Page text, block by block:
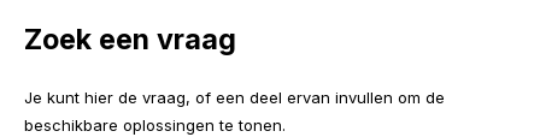
Zoek een vraag
Je kunt hier de vraag, of een deel ervan invullen om de
beschikbare oplossingen te tonen.